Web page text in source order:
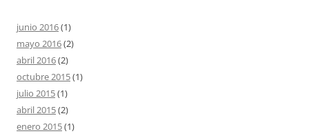
junio 2016(1)
mayo 2016(2)
abril 2016(2)
octubre 2015(1)
julio 2015(1)
abril 2015(2)
enero 2015(1)